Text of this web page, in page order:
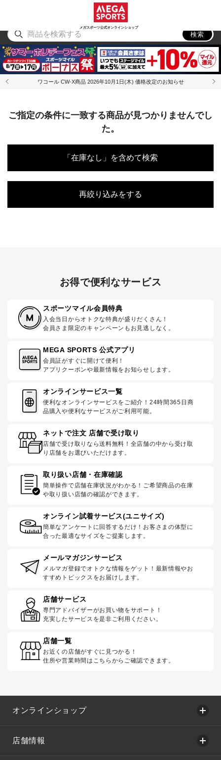
メガスポーツ公式オンラインショップ
アウトドア
検索
ワコール CW-X商品 2026年10月1日(木) 価格改定のお知らせ
ご指定の条件に一致する商品が見つかりませんでし
た。
「在庫なし」を含めて検索
再絞り込みをする
お得で便利なサービス
スポーツマイル会員特典
入会当日からオトクな特典が盛りだくさん！
会員さま限定のキャンペーンもお見逃しなく。
MEGA SPORTS 公式アプリ
会員証がすぐに開けて便利！
アプリクーポンや最新情報をお知らせします。
オンラインサービス一覧
便利なオンラインサービスをご紹介！24時間365日商
品購入や便利なサービスがご利用可能。
ネットで注文 店舗で受け取り
店舗で受け取りなら送料無料！全店舗の中から受け取
り店舗をお選びいただけます。
取り扱い店舗・在庫確認
簡単操作で店舗在庫状況がわかる！ご希望商品の在庫
や取り扱い店舗の確認ができます。
オンライン試着サービス(ユニサイズ)
簡単なアンケートに回答するだけ！お客さまの体型に
合った最適なサイズをご提案します。
メールマガジンサービス
メルマガ登録でオトクな情報をゲット！最新情報やお
すすめトピックスをお届けします。
店舗サービス
専門アドバイザーがお買い物をサポート！
充実したサービスを是非ご利用ください。
店舗一覧
お近くの店舗がすぐに見つかる！
住所や営業時間はこちらからご確認できます。
オンラインショップ
店舗情報